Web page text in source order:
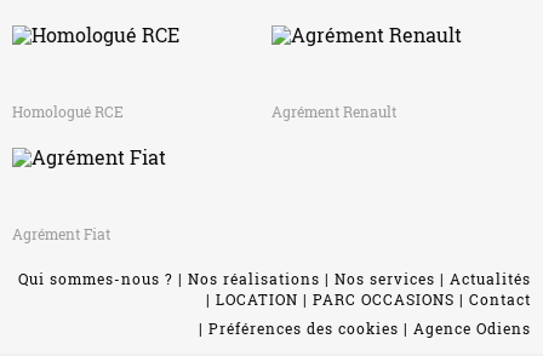
Homologué RCE Agrément Renault
Agrément Fiat
Qui sommes-nous ? Nos réalisations Nos services
Actualités
LOCATION
PARC OCCASIONS
Contact
Préférences des cookies
Agence Odiens